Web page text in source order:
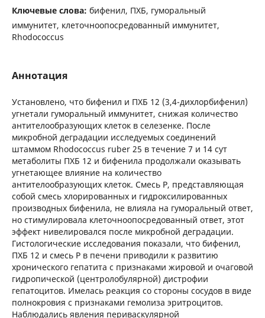
Ключевые слова: бифенил, ПХБ, гуморальный
иммунитет, клеточноопосредованный иммунитет,
Rhodococcus
Аннотация
Установлено, что бифенил и ПХБ 12 (3,4-дихлорбифенил)
угнетали гуморальный иммунитет, снижая количество
антителообразующих клеток в селезенке. После
микробной деградации исследуемых соединений
штаммом Rhodococcus ruber 25 в течение 7 и 14 сут
метаболиты ПХБ 12 и бифенила продолжали оказывать
угнетающее влияние на количество
антителообразующих клеток. Смесь Р, представляющая
собой смесь хлорированных и гидроксилированных
производных бифенила, не влияла на гуморальный ответ,
но стимулировала клеточноопосредованный ответ, этот
эффект нивелировался после микробной деградации.
Гистологические исследования показали, что бифенил,
ПХБ 12 и смесь Р в печени приводили к развитию
хронического гепатита с признаками жировой и очаговой
гидропической (центролобулярной) дистрофии
гепатоцитов. Имелась реакция со стороны сосудов в виде
полнокровия с признаками гемолиза эритроцитов.
Наблюдались явления периваскулярной